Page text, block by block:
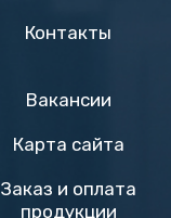
Контакты
Вакансии
Карта сайта
Заказ и оплата
продукции